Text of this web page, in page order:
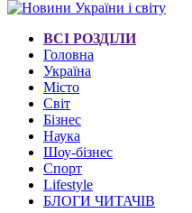
ВСІ РОЗДІЛИ
Головна
Україна
Місто
Світ
Бізнес
Наука
Шоу-бізнес
Спорт
Lifestyle
БЛОГИ ЧИТАЧІВ